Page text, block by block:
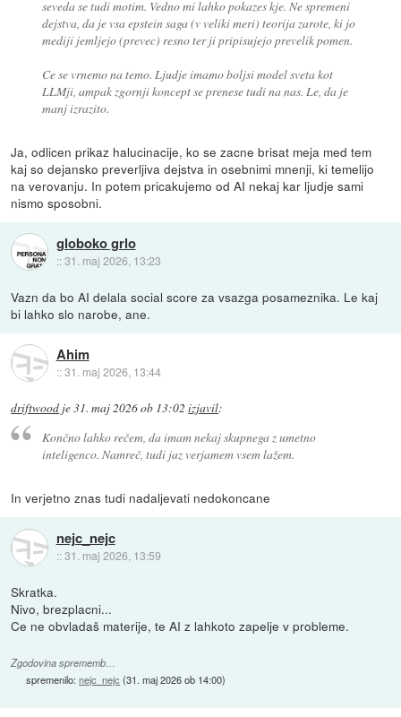
seveda se tudi motim. Vedno mi lahko pokazes kje. Ne spremeni
dejstva, da je vsa epstein saga (v veliki meri) teorija zarote, ki jo
mediji jemljejo (prevec) resno ter ji pripisujejo prevelik pomen.
Ce se vrnemo na temo. Ljudje imamo boljsi model sveta kot
LLMji, ampak zgornji koncept se prenese tudi na nas. Le, da je
manj izrazito.
Ja, odlicen prikaz halucinacije, ko se zacne brisat meja med tem
kaj so dejansko preverljiva dejstva in osebnimi mnenji, ki temelijo
na verovanju. In potem pricakujemo od AI nekaj kar ljudje sami
nismo sposobni.
globoko grlo
::31. maj 2026, 13:23
Vazn da bo AI delala social score za vsazga posameznika. Le kaj
bi lahko slo narobe, ane.
Ahim
::31. maj 2026, 13:44
driftwood je31. maj 2026 ob 13:02 izjavil:
Končno lahko rečem, da imam nekaj skupnega z umetno
inteligenco. Namreč, tudi jaz verjamem vsem lažem.
In verjetno znas tudi nadaljevati nedokoncane
nejc_nejc
::31. maj 2026, 13:59
Skratka.
Nivo, brezplacni...
Ce ne obvladaš materije, te AI z lahkoto zapelje v probleme.
Zgodovina sprememb…
spremenilo:nejc_nejc (31. maj 2026 ob 14:00)